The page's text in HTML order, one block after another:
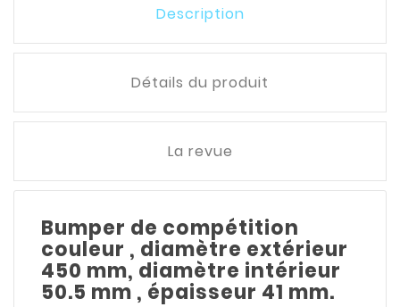
Description
Détails du produit
La revue
Bumper de compétition
couleur , diamètre extérieur
450 mm, diamètre intérieur
50.5 mm , épaisseur 41 mm.